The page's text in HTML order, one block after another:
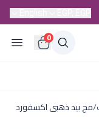
0
/مج بيد ذهبى اكسفورد